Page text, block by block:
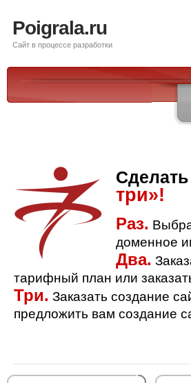
Poigrala.ru
Сайт в процессе разработки
Сделать
три»!
Раз.
доменное
Два.
тарифный план или
Три. Заказать создание
предложить вам создание